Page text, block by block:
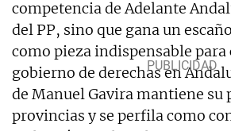
competencia de Adelante
del PP, sino que gana un
como pieza indispensable
gobierno de derechas en
de Manuel Gavira mantiene su
provincias y se perfila como